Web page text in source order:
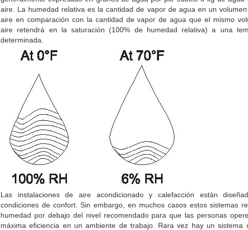
aire. La humedad relativa es la cantidad de vapor de agua en un
aire en comparación con la cantidad de vapor de agua que el mismo
aire retendrá en la saturación (100% de humedad relativa) a una
determinada.
Las instalaciones de aire acondicionado y calefacción están
condiciones de confort. Sin embargo, en muchos casos estos sistemas
humedad por debajo del nivel recomendado para que las personas
máxima eficiencia en un ambiente de trabajo. Rara vez hay un sistema